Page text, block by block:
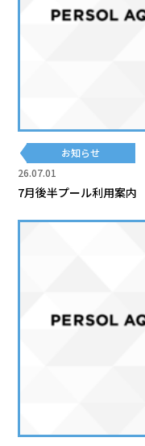
26.07.01
お知らせ
7月後半プール利用案内